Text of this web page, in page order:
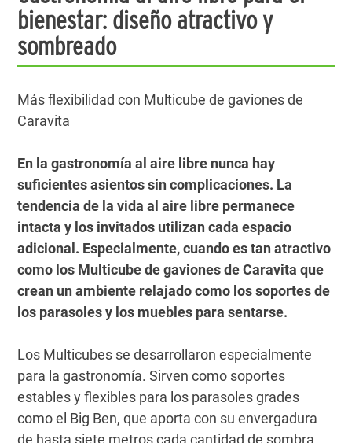
bienestar: diseño atractivo y
sombreado
Más flexibilidad con Multicube de gaviones de
Caravita
En la gastronomía al aire libre nunca hay
suficientes asientos sin complicaciones. La
tendencia de la vida al aire libre permanece
intacta y los invitados utilizan cada espacio
adicional. Especialmente, cuando es tan atractivo
como los Multicube de gaviones de Caravita que
crean un ambiente relajado como los soportes de
los parasoles y los muebles para sentarse.
Los Multicubes se desarrollaron especialmente
para la gastronomía. Sirven como soportes
estables y flexibles para los parasoles grades
como el Big Ben, que aporta con su envergadura